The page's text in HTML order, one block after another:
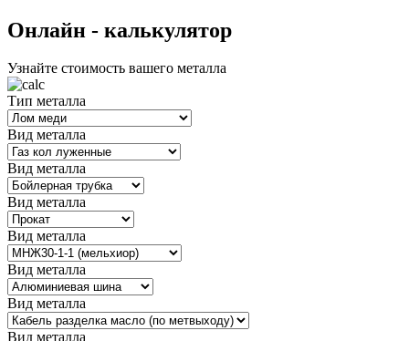
Oнлайн - калькулятор
Узнайте стоимость вашего металла
Тип металла
Вид металла
Вид металла
Вид металла
Вид металла
Вид металла
Вид металла
Вид металла